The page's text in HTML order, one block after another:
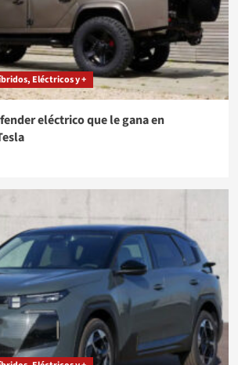
Eléctricos y +
eléctrico que le gana en